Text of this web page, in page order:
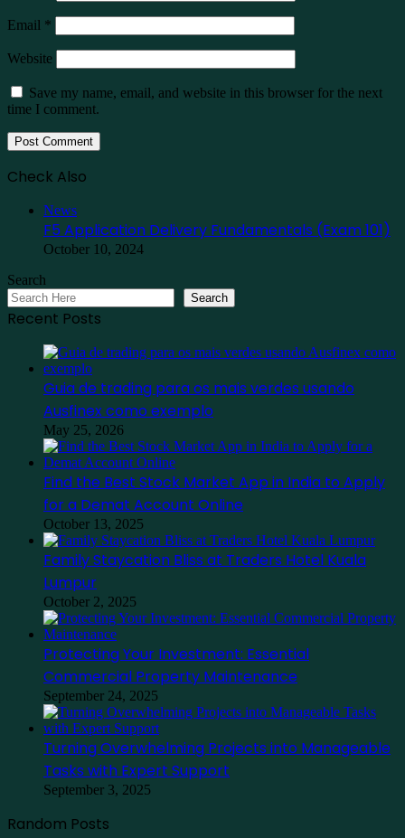
Email *
Website
Save my name, email, and website in this browser for the next
time I comment.
Check Also
News
F5 Application Delivery Fundamentals (Exam 101)
October 10, 2024
Search
Search
Recent Posts
Guia de trading para os mais verdes usando
Ausfinex como exemplo
May 25, 2026
Find the Best Stock Market App in India to Apply
for a Demat Account Online
October 13, 2025
Family Staycation Bliss at Traders Hotel Kuala
Lumpur
October 2, 2025
Protecting Your Investment: Essential
Commercial Property Maintenance
September 24, 2025
Turning Overwhelming Projects into Manageable
Tasks with Expert Support
September 3, 2025
Random Posts